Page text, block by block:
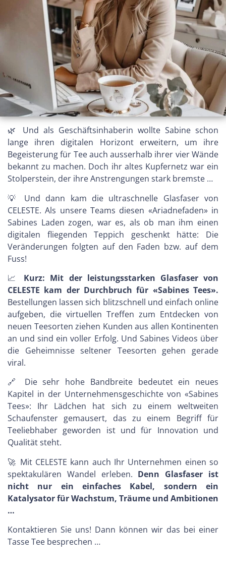
🌿 Und als Geschäftsinhaberin wollte Sabine schon
lange ihren digitalen Horizont erweitern, um ihre
Begeisterung für Tee auch ausserhalb ihrer vier Wände
bekannt zu machen. Doch ihr altes Kupfernetz war ein
Stolperstein, der ihre Anstrengungen stark bremste …
💡 Und dann kam die ultraschnelle Glasfaser von
CELESTE. Als unsere Teams diesen «Ariadnefaden» in
Sabines Laden zogen, war es, als ob man ihm einen
digitalen fliegenden Teppich geschenkt hätte: Die
Veränderungen folgten auf den Faden bzw. auf dem
Fuss!
📈 Kurz: Mit der leistungsstarken Glasfaser von
CELESTE kam der Durchbruch für «Sabines Tees».
Bestellungen lassen sich blitzschnell und einfach online
aufgeben, die virtuellen Treffen zum Entdecken von
neuen Teesorten ziehen Kunden aus allen Kontinenten
an und sind ein voller Erfolg. Und Sabines Videos über
die Geheimnisse seltener Teesorten gehen gerade
viral.
🔗 Die sehr hohe Bandbreite bedeutet ein neues
Kapitel in der Unternehmensgeschichte von «Sabines
Tees»: Ihr Lädchen hat sich zu einem weltweiten
Schaufenster gemausert, das zu einem Begriff für
Teeliebhaber geworden ist und für Innovation und
Qualität steht.
🚀 Mit CELESTE kann auch Ihr Unternehmen einen so
spektakulären Wandel erleben. Denn Glasfaser ist
nicht nur ein einfaches Kabel, sondern ein
Katalysator für Wachstum, Träume und Ambitionen
…
Kontaktieren Sie uns! Dann können wir das bei einer
Tasse Tee besprechen …